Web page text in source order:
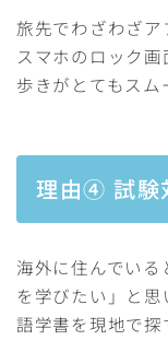
旅先でわざわざア
スマホのロック
歩きがとてもスム
理由④ 試験
海外に住んでい
を学びたい」と
語学書を現地で探